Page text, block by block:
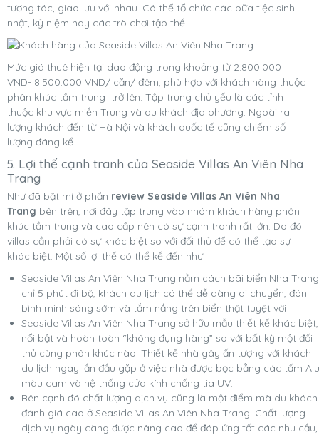
tương tác, giao lưu với nhau. Có thể tổ chức các bữa tiệc sinh
nhật, kỷ niệm hay các trò chơi tập thể.
Mức giá thuê hiện tại dao động trong khoảng từ 2.800.000
VND- 8.500.000 VND/ căn/ đêm, phù hợp với khách hàng thuộc
phân khúc tầm trung trở lên. Tập trung chủ yếu là các tỉnh
thuộc khu vực miền Trung và du khách địa phương. Ngoài ra
lượng khách đến từ Hà Nội và khách quốc tế cũng chiếm số
lượng đáng kể.
5. Lợi thế cạnh tranh của Seaside Villas An Viên Nha
Trang
Như đã bật mí ở phần review Seaside Villas An Viên Nha
Trang bên trên, nơi đây tập trung vào nhóm khách hàng phân
khúc tầm trung và cao cấp nên có sự cạnh tranh rất lớn. Do đó
villas cần phải có sự khác biệt so với đối thủ để có thể tạo sự
khác biệt. Một số lợi thế có thể kể đến như:
Seaside Villas An Viên Nha Trang nằm cách bãi biển Nha Trang
chỉ 5 phút đi bộ, khách du lịch có thể dễ dàng di chuyển, đón
bình minh sáng sớm và tắm nắng trên biển thật tuyệt vời
Seaside Villas An Viên Nha Trang sở hữu mẫu thiết kế khác biệt,
nổi bật và hoàn toàn “không đụng hàng” so với bất kỳ một đối
thủ cùng phân khúc nào. Thiết kế nhà gây ấn tượng với khách
du lịch ngay lần đầu gặp ở việc nhà được bọc bằng các tấm Alu
màu cam và hệ thống cửa kính chống tia UV.
Bên cạnh đó chất lượng dịch vụ cũng là một điểm mà du khách
đánh giá cao ở Seaside Villas An Viên Nha Trang. Chất lượng
dịch vụ ngày càng được nâng cao để đáp ứng tốt các nhu cầu,